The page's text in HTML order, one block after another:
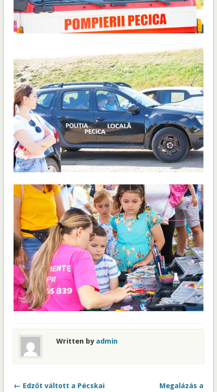
Written by admin
← Edzőt váltott a Pécskai
Megalázás a